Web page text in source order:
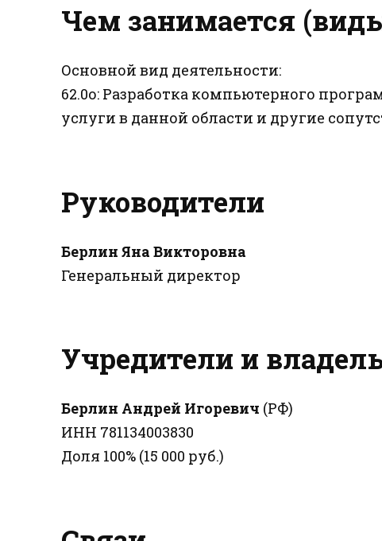
Чем занимается
Основной вид деятельности:
62.0о: Разработка компьютерного
услуги в данной области и другие
Руководители
Берлин Яна Викторовна
Генеральный директор
Учредители и
Берлин Андрей Игоревич (РФ)
ИНН 781134003830
Доля 100% (15 000 руб.)